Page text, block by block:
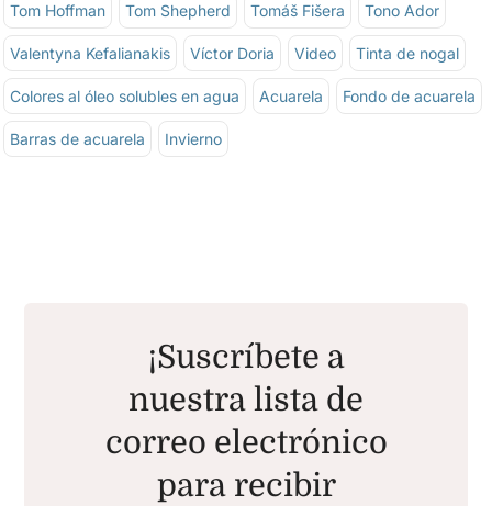
Tom Hoffman Tom Shepherd Tomáš Fišera Tono Ador
Valentyna Kefalianakis Víctor Doria Video Tinta de nogal
Colores al óleo solubles en agua Acuarela Fondo de acuarela
Barras de acuarela Invierno
¡Suscríbete a
nuestra lista de
correo electrónico
para recibir